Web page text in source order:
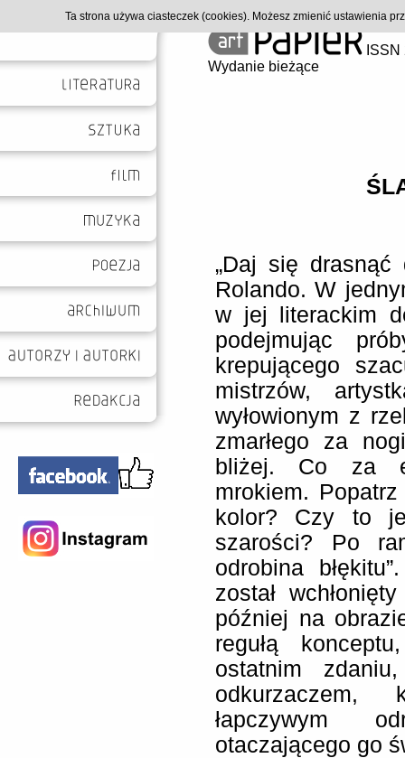
Wydanie bieżące
„Daj się drasnąć
Rolando. W
w jej literackim
podejmując
krepującego
mistrzów,
wyłowionym z
zmarłego za
bliżej. Co za
mrokiem.
kolor? Czy to
szarości? Po
odrobina
został
później na
regułą
ostatnim
odkurzaczem,
łapczywym
otaczającego go
Ta strona używa ciasteczek (cookies). Możesz zmienić ustawienia